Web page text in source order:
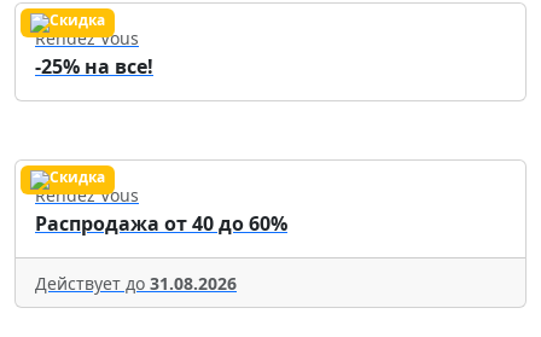
Rendez Vous
-25% на все!
Rendez Vous
Распродажа от 40 до 60%
Действует до 31.08.2026